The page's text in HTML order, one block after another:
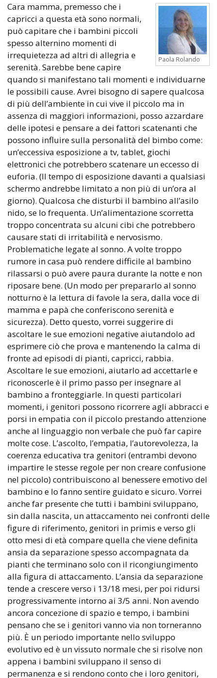
Paola Rolando
Cara mamma, premesso che i
capricci a questa età sono normali,
può capitare che i bambini piccoli
spesso alternino momenti di
irrequietezza ad altri di allegria e
serenità. Sarebbe bene capire
quando si manifestano tali momenti e individuarne
le possibili cause. Avrei bisogno di sapere qualcosa
di più dell’ambiente in cui vive il piccolo ma in
assenza di maggiori informazioni, posso azzardare
delle ipotesi e pensare a dei fattori scatenanti che
possono influire sulla personalità del bimbo come:
un’eccessiva esposizione a tv, tablet, giochi
elettronici che potrebbero scatenare un eccesso di
euforia. (Il tempo di esposizione davanti a qualsiasi
schermo andrebbe limitato a non più di un’ora al
giorno). Qualcosa che disturbi il bambino all’asilo
nido, se lo frequenta. Un’alimentazione scorretta
troppo concentrata su alcuni cibi che potrebbero
causare stati di irritabilità e nervosismo.
Problematiche legate al sonno. A volte troppo
rumore in casa può rendere difficile al bambino
rilassarsi o può avere paura durante la notte e non
riposare bene. (Un modo per prepararlo al sonno
notturno è la lettura di favole la sera, dalla voce di
mamma e papà che conferiscono serenità e
sicurezza). Detto questo, vorrei suggerire di
ascoltare le sue emozioni negative aiutandolo ad
esprimere ciò che prova e mantenendo la calma di
fronte ad episodi di pianti, capricci, rabbia.
Ascoltare le sue emozioni, aiutarlo ad accettarle e
riconoscerle è il primo passo per insegnare al
bambino a fronteggiarle. In questi particolari
momenti, i genitori possono ricorrere agli abbracci e
porsi in empatia con il piccolo prestando attenzione
anche al linguaggio non verbale che può far capire
molte cose. L’ascolto, l’empatia, l’autorevolezza, la
coerenza educativa tra genitori (entrambi devono
impartire le stesse regole per non creare confusione
nel piccolo) contribuiscono al benessere emotivo del
bambino e lo fanno sentire guidato e sicuro. Vorrei
anche far presente che tutti i bambini sviluppano,
sin dalla nascita, un attaccamento nei confronti delle
figure di riferimento, genitori in primis e verso gli
otto mesi di età compare quella che viene definita
ansia da separazione spesso accompagnata da
pianti che terminano solo con il ricongiungimento
alla figura di attaccamento. L’ansia da separazione
tende a crescere verso i 13/18 mesi, per poi ridursi
progressivamente intorno ai 3/5 anni. Non avendo
ancora concezione di spazio e tempo, i bambini
pensano che se i genitori vanno via non torneranno
più. È un periodo importante nello sviluppo
evolutivo ed è un vissuto normale che si risolve non
appena i bambini sviluppano il senso di
permanenza e si rendono conto che i loro genitori,